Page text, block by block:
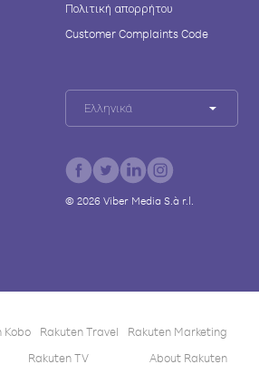
Πολιτική απορρήτου
Customer Complaints Code
Ελληνικά
© 2026Viber Media S.à r.l.
Kobo Rakuten Travel
Rakuten Marketing
Rakuten TV About Rakuten